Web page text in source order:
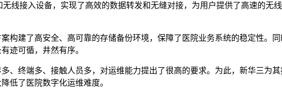
无线接入设备，实现了高效的数据转发和无缝对接，为用户提供了高速的
构建了高安全、高可靠的存储备份环境，保障了医院业务系统的稳定性。
迹可循，井然有序。
、终端多、接触人员多，对运维能力提出了很高的要求。为此，新华三为
低了医院数字化运维难度。